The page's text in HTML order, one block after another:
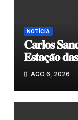
NOTÍCIA
𝐂𝐚𝐫𝐥𝐨𝐬
𝐄𝐬𝐭𝐚𝐜̧𝐚̃𝐨
AGO 6, 2026